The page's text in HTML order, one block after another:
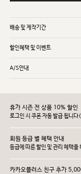
배송 및 제작기간
할인혜택 및 이벤트
A/S안내
휴가 시즌 전 상품 10% 할인
로그인 시 쿠폰 자동 발급 됩니
회원 등급 별 혜택 안내
등급에 따른 할인 및 관리 헤택을
카카오플러스 친구 추가